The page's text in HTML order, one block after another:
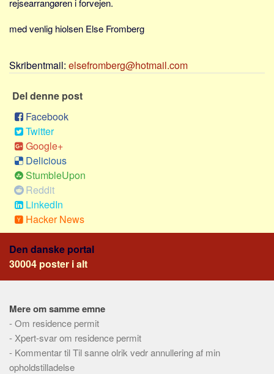
Frankrig
Sverige
Thailand
USA
Alle
Nøgleord
Bolig
Job
Virksomhed
Investering
Pension og opsparing
Forbrug
Social sikring og sundhed
Transport
Alle
Aspekter
rejsearrangøren i forvejen.
med venlig hiolsen Else Fromberg
Skribentmail: elsefromberg@hotmail.com
Del denne post
Facebook
Twitter
Google+
Delicious
StumbleUpon
Reddit
LinkedIn
Hacker News
Den danske portal
30004 poster i alt
Mere om samme emne
-Om residence permit
- Xpert-svar om residence permit
- Kommentar til Til sanne olrik vedr annullering af min
opholdstilladelse